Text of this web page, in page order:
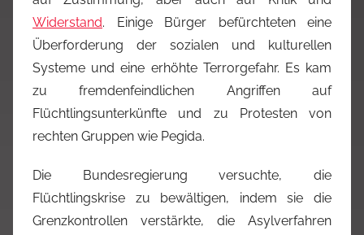
Widerstand. Einige Bürger befürchteten eine
Überforderung der sozialen und kulturellen
Systeme und eine erhöhte Terrorgefahr. Es kam
zu fremdenfeindlichen Angriffen auf
Flüchtlingsunterkünfte und zu Protesten von
rechten Gruppen wie Pegida.
Die Bundesregierung versuchte, die
Flüchtlingskrise zu bewältigen, indem sie die
Grenzkontrollen verstärkte, die Asylverfahren